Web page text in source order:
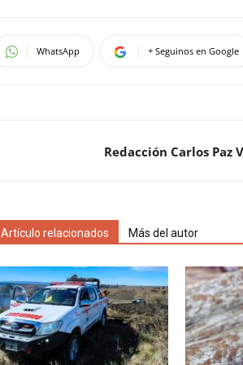
WhatsApp + Seguinos en Google
Redacción Carlos Paz
Artículo relacionados Más del autor